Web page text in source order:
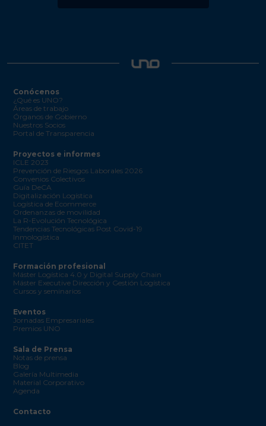
Conócenos
¿Qué es UNO?
Áreas de trabajo
Órganos de Gobierno
Nuestros Socios
Portal de Transparencia
Proyectos e informes
ICLE 2023
Prevención de Riesgos Laborales 2026
Convenios Colectivos
Guía DeCA
Digitalización Logística
Logística de Ecommerce
Ordenanzas de movilidad
La R-Evolución Tecnológica
Tendencias Tecnológicas Post Covid-19
Inmologística
CITET
Formación profesional
Máster Logística 4.0 y Digital Supply Chain
Máster Executive Dirección y Gestión Logística
Cursos y seminarios
Eventos
Jornadas Empresariales
Premios UNO
Sala de Prensa
Notas de prensa
Blog
Galería Multimedia
Material Corporativo
Agenda
Contacto